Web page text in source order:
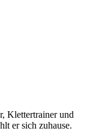
Klettertrainer und
er sich zuhause.